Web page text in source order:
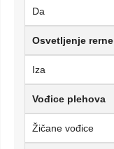
Da
Osvetljenje rerne
Iza
Vođice plehova
Žičane vođice